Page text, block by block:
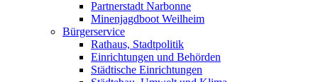
Partnerstadt Narbonne
Minenjagdboot Weilheim
Bürgerservice
Rathaus, Stadtpolitik
Einrichtungen und Behörden
Städtische Einrichtungen